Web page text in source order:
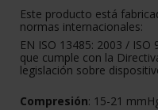
Este producto está
normas internacionales:
EN ISO 13485: 2003 / ISO
que cumple con la
legislación sobre
Compresión: 15-21